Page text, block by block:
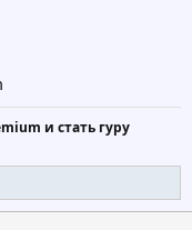
и стать гуру